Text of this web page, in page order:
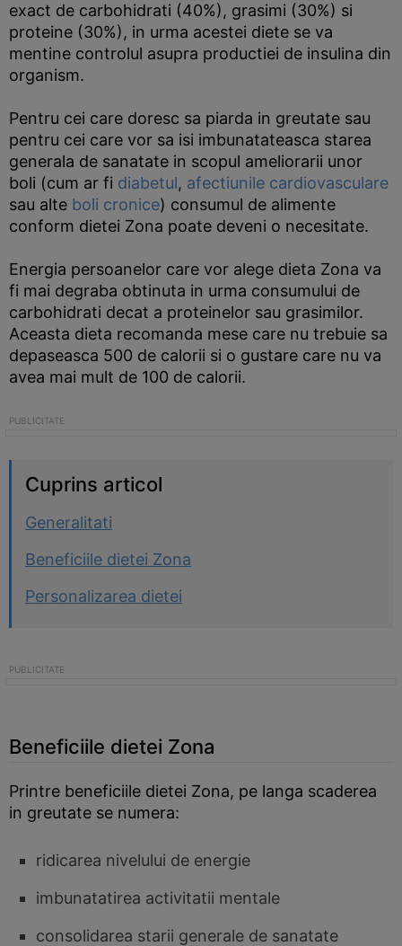
exact de carbohidrati (40%), grasimi (30%) si
proteine (30%), in urma acestei diete se va
mentine controlul asupra productiei de insulina din
organism.
Pentru cei care doresc sa piarda in greutate sau
pentru cei care vor sa isi imbunatateasca starea
generala de sanatate in scopul ameliorarii unor
boli (cum ar fi diabetul, afectiunile cardiovasculare
sau alte boli cronice) consumul de alimente
conform dietei Zona poate deveni o necesitate.
Energia persoanelor care vor alege dieta Zona va
fi mai degraba obtinuta in urma consumului de
carbohidrati decat a proteinelor sau grasimilor.
Aceasta dieta recomanda mese care nu trebuie sa
depaseasca 500 de calorii si o gustare care nu va
avea mai mult de 100 de calorii.
Cuprins articol
Generalitati
Beneficiile dietei Zona
Personalizarea dietei
Beneficiile dietei Zona
Printre beneficiile dietei Zona, pe langa scaderea
in greutate se numera:
ridicarea nivelului de energie
imbunatatirea activitatii mentale
consolidarea starii generale de sanatate